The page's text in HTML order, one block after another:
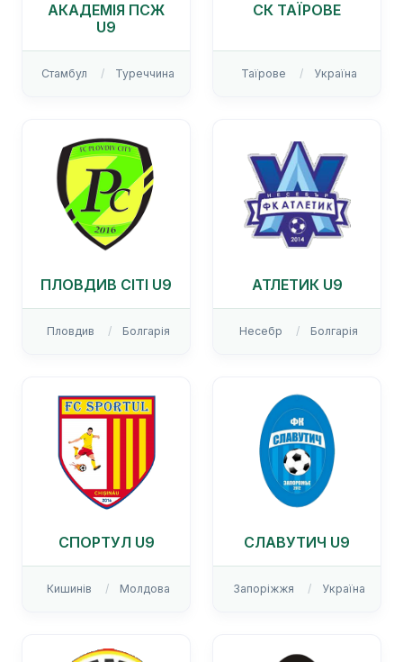
АКАДЕМІЯ ПСЖ
U9
Стамбул Туреччина
СК ТАЇРОВЕ
Таїрове Україна
ПЛОВДИВ СІТІ U9
Пловдив Болгарія
АТЛЕТИК U9
Несебр Болгарія
СПОРТУЛ U9
Кишинів Молдова
СЛАВУТИЧ U9
Запоріжжя Україна